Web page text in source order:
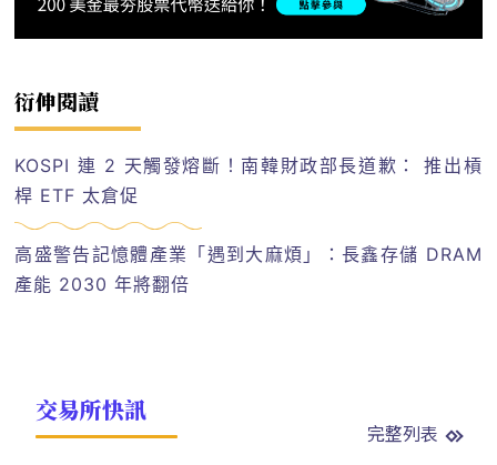
衍伸閱讀
KOSPI 連 2 天觸發熔斷！南韓財政部長道歉： 推出槓
桿 ETF 太倉促
高盛警告記憶體產業「遇到大麻煩」：長鑫存儲 DRAM
產能 2030 年將翻倍
交易所快訊
完整列表